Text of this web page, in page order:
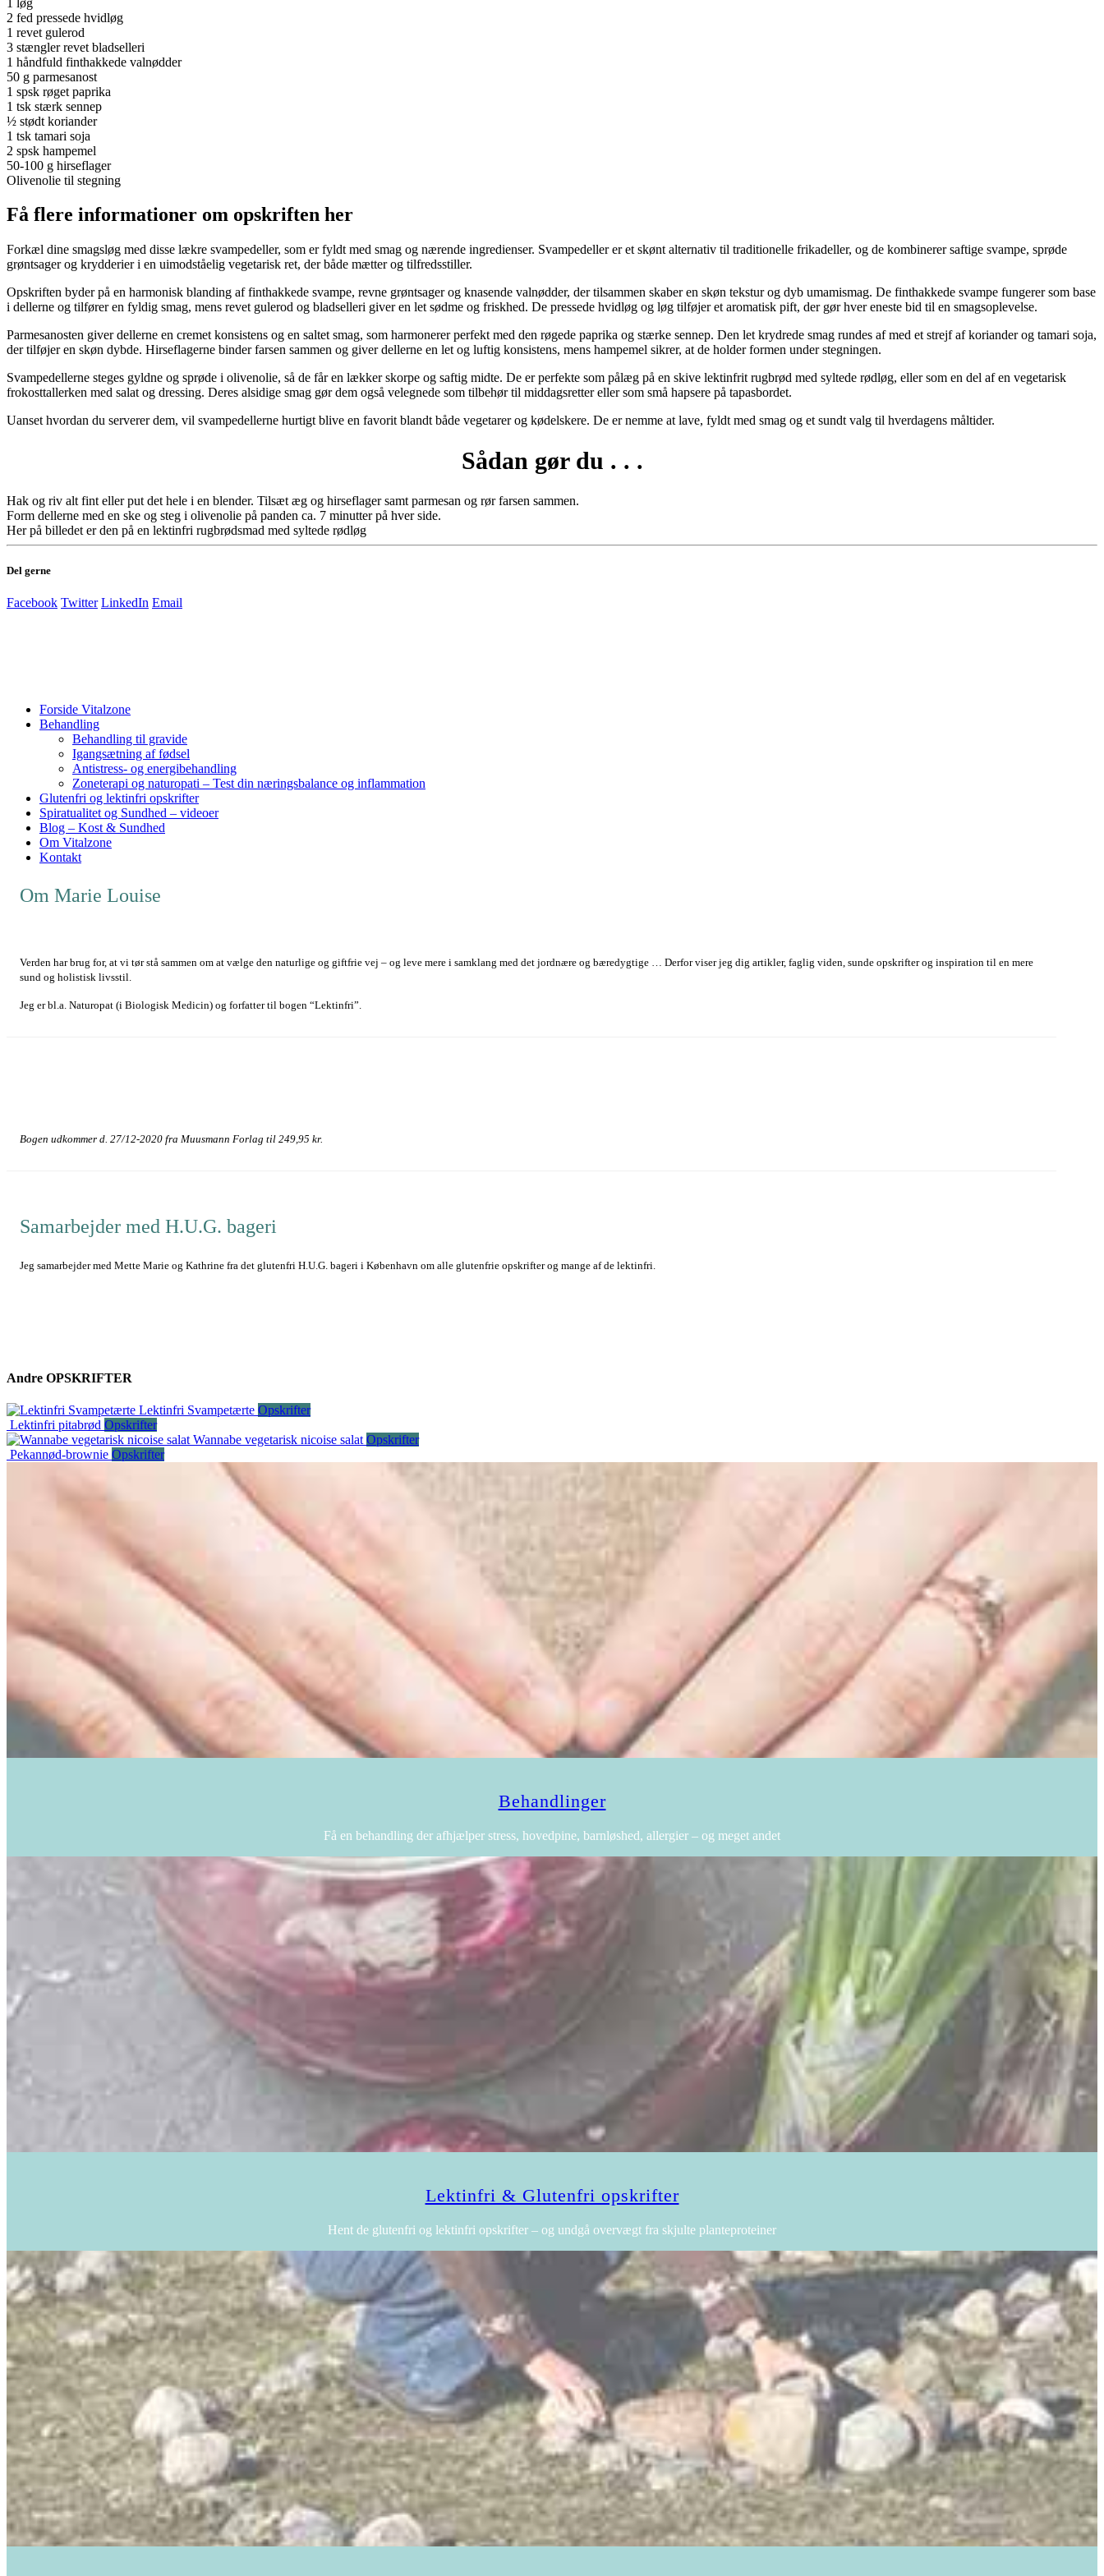
2 fed pressede hvidløg
1 revet gulerod
3 stængler revet bladselleri
1 håndfuld finthakkede valnødder
50 g parmesanost
1 spsk røget paprika
1 tsk stærk sennep
½ stødt koriander
1 tsk tamari soja
2 spsk hampemel
50-100 g hirseflager
Olivenolie til stegning
Få flere informationer om opskriften her
Forkæl dine smagsløg med disse lækre svampedeller, som er fyldt med smag og nærende ingredienser. Svampedeller er et skønt alternativ til traditionelle frikadeller, og de kombinerer saftige svampe, sprøde
grøntsager og krydderier i en uimodståelig vegetarisk ret, der både mætter og tilfredsstiller.
Opskriften byder på en harmonisk blanding af finthakkede svampe, revne grøntsager og knasende valnødder, der tilsammen skaber en skøn tekstur og dyb umamismag. De finthakkede svampe fungerer som base
i dellerne og tilfører en fyldig smag, mens revet gulerod og bladselleri giver en let sødme og friskhed. De pressede hvidløg og løg tilføjer et aromatisk pift, der gør hver eneste bid til en smagsoplevelse.
Parmesanosten giver dellerne en cremet konsistens og en saltet smag, som harmonerer perfekt med den røgede paprika og stærke sennep. Den let krydrede smag rundes af med et strejf af koriander og tamari soja,
der tilføjer en skøn dybde. Hirseflagerne binder farsen sammen og giver dellerne en let og luftig konsistens, mens hampemel sikrer, at de holder formen under stegningen.
Svampedellerne steges gyldne og sprøde i olivenolie, så de får en lækker skorpe og saftig midte. De er perfekte som pålæg på en skive lektinfrit rugbrød med syltede rødløg, eller som en del af en vegetarisk
frokosttallerken med salat og dressing. Deres alsidige smag gør dem også velegnede som tilbehør til middagsretter eller som små hapsere på tapasbordet.
Uanset hvordan du serverer dem, vil svampedellerne hurtigt blive en favorit blandt både vegetarer og kødelskere. De er nemme at lave, fyldt med smag og et sundt valg til hverdagens måltider.
Sådan gør du . . .
Hak og riv alt fint eller put det hele i en blender. Tilsæt æg og hirseflager samt parmesan og rør farsen sammen.
Form dellerne med en ske og steg i olivenolie på panden ca. 7 minutter på hver side.
Her på billedet er den på en lektinfri rugbrødsmad med syltede rødløg
Del gerne
Facebook Twitter LinkedIn Email
Forside Vitalzone
Behandling
Behandling til gravide
Igangsætning af fødsel
Antistress- og energibehandling
Zoneterapi og naturopati – Test din næringsbalance og inflammation
Glutenfri og lektinfri opskrifter
Spiratualitet og Sundhed – videoer
Blog – Kost & Sundhed
Om Vitalzone
Kontakt
Om Marie Louise
Verden har brug for, at vi tør stå sammen om at vælge den naturlige og giftfrie vej – og leve mere i samklang med det jordnære og bæredygtige … Derfor viser jeg dig artikler, faglig viden, sunde opskrifter og inspiration til en mere
sund og holistisk livsstil.
Jeg er bl.a. Naturopat (i Biologisk Medicin) og forfatter til bogen “Lektinfri”.
Bogen udkommer d. 27/12-2020 fra Muusmann Forlag til 249,95 kr.
Samarbejder med H.U.G. bageri
Jeg samarbejder med Mette Marie og Kathrine fra det glutenfri H.U.G. bageri i København om alle glutenfrie opskrifter og mange af de lektinfri.
Andre OPSKRIFTER
Lektinfri Svampetærte Opskrifter
Lektinfri pitabrød Opskrifter
Wannabe vegetarisk nicoise salat Opskrifter
Pekannød-brownie Opskrifter
Behandlinger
Få en behandling der afhjælper stress, hovedpine, barnløshed, allergier – og meget andet
Lektinfri & Glutenfri opskrifter
Hent de glutenfri og lektinfri opskrifter – og undgå overvægt fra skjulte planteproteiner